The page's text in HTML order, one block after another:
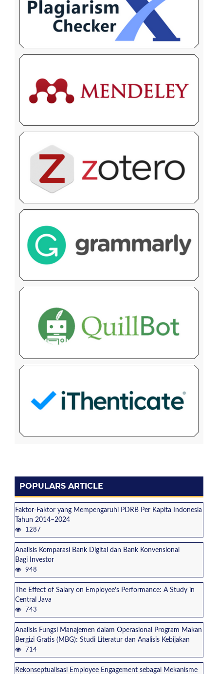
POPULARS ARTICLE
Faktor-Faktor yang Mempengaruhi PDRB Per Kapita Indonesia
Tahun 2014–2024
1287
Analisis Komparasi Bank Digital dan Bank Konvensional
Bagi Investor
948
The Effect of Salary on Employee’s Performance: A Study in
Central Java
743
Analisis Fungsi Manajemen dalam Operasional Program Makan
Bergizi Gratis (MBG): Studi Literatur dan Analisis Kebijakan
714
Rekonseptualisasi Employee Engagement sebagai Mekanisme